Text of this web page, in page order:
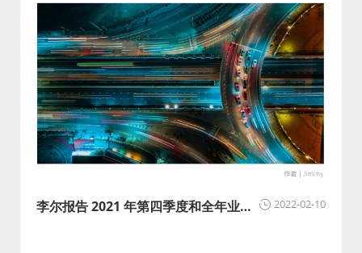
2022-02-10
李尔报告 2021 年第四季度和全年业